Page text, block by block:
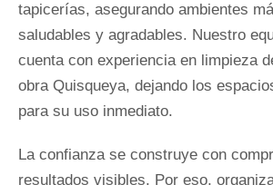
tapicerías, asegurando ambientes
saludables y agradables. Nuestro
cuenta con experiencia en limpieza
obra Quisqueya, dejando los
para su uso inmediato.
La confianza se construye con
resultados visibles. Por eso,